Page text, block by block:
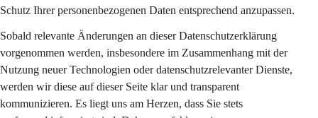
Schutz Ihrer personenbezogenen Daten entsprechend anzupassen.
Sobald relevante Änderungen an dieser Datenschutzerklärung
vorgenommen werden, insbesondere im Zusammenhang mit der
Nutzung neuer Technologien oder datenschutzrelevanter Dienste,
werden wir diese auf dieser Seite klar und transparent
kommunizieren. Es liegt uns am Herzen, dass Sie stets